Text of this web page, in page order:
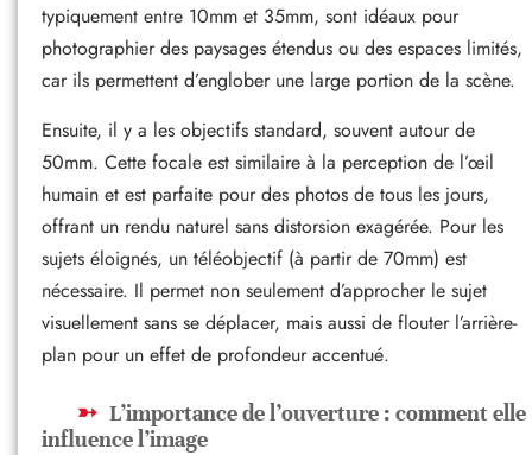
typiquement entre 10mm et 35mm, sont idéaux pour
photographier des paysages étendus ou des espaces limités,
car ils permettent d’englober une large portion de la scène.
Ensuite, il y a les objectifs standard, souvent autour de
50mm. Cette focale est similaire à la perception de l’œil
humain et est parfaite pour des photos de tous les jours,
offrant un rendu naturel sans distorsion exagérée. Pour les
sujets éloignés, un téléobjectif (à partir de 70mm) est
nécessaire. Il permet non seulement d’approcher le sujet
visuellement sans se déplacer, mais aussi de flouter l’arrière-
plan pour un effet de profondeur accentué.
L’importance de l’ouverture : comment elle
influence l’image